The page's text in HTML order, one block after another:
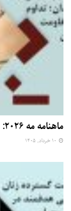
ماهنامه مه ۲۰۲۶: تداوم حماسه مقاومت زنان ایران